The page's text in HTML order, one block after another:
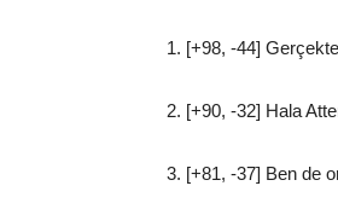
1. [+98, -44]
2. [+90, -32] Hala
3. [+81, -37] Ben de